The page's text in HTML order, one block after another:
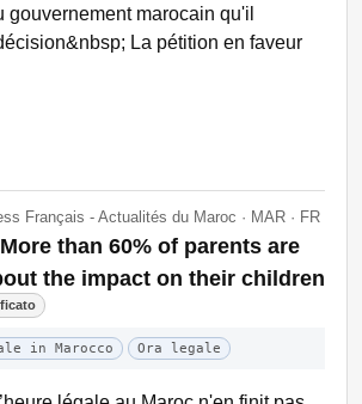
gouvernement marocain qu'il
La pétition en faveur
Français - Actualités du Maroc · MAR · FR
than 60% of parents are
the impact on their children
in Marocco Ora legale